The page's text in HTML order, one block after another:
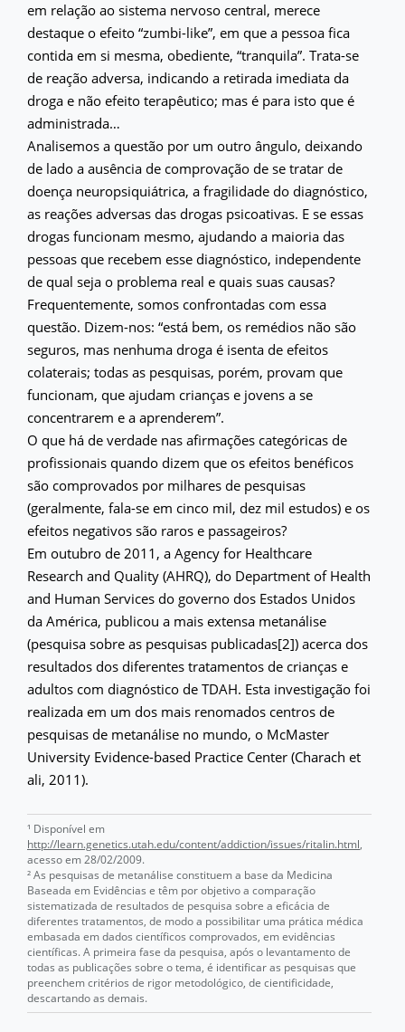
em relação ao sistema nervoso central, merece
destaque o efeito “zumbi-like”, em que a pessoa fica
contida em si mesma, obediente, “tranquila”. Trata-se
de reação adversa, indicando a retirada imediata da
droga e não efeito terapêutico; mas é para isto que é
administrada…
Analisemos a questão por um outro ângulo, deixando
de lado a ausência de comprovação de se tratar de
doença neuropsiquiátrica, a fragilidade do diagnóstico,
as reações adversas das drogas psicoativas. E se essas
drogas funcionam mesmo, ajudando a maioria das
pessoas que recebem esse diagnóstico, independente
de qual seja o problema real e quais suas causas?
Frequentemente, somos confrontadas com essa
questão. Dizem-nos: “está bem, os remédios não são
seguros, mas nenhuma droga é isenta de efeitos
colaterais; todas as pesquisas, porém, provam que
funcionam, que ajudam crianças e jovens a se
concentrarem e a aprenderem”.
O que há de verdade nas afirmações categóricas de
profissionais quando dizem que os efeitos benéficos
são comprovados por milhares de pesquisas
(geralmente, fala-se em cinco mil, dez mil estudos) e os
efeitos negativos são raros e passageiros?
Em outubro de 2011, a Agency for Healthcare
Research and Quality (AHRQ), do Department of Health
and Human Services do governo dos Estados Unidos
da América, publicou a mais extensa metanálise
(pesquisa sobre as pesquisas publicadas[2]) acerca dos
resultados dos diferentes tratamentos de crianças e
adultos com diagnóstico de TDAH. Esta investigação foi
realizada em um dos mais renomados centros de
pesquisas de metanálise no mundo, o McMaster
University Evidence-based Practice Center (Charach et
ali, 2011).
¹ Disponível em
http://learn.genetics.utah.edu/content/addiction/issues/ritalin.html,
acesso em 28/02/2009.
² As pesquisas de metanálise constituem a base da Medicina
Baseada em Evidências e têm por objetivo a comparação
sistematizada de resultados de pesquisa sobre a eficácia de
diferentes tratamentos, de modo a possibilitar uma prática médica
embasada em dados científicos comprovados, em evidências
científicas. A primeira fase da pesquisa, após o levantamento de
todas as publicações sobre o tema, é identificar as pesquisas que
preenchem critérios de rigor metodológico, de cientificidade,
descartando as demais.